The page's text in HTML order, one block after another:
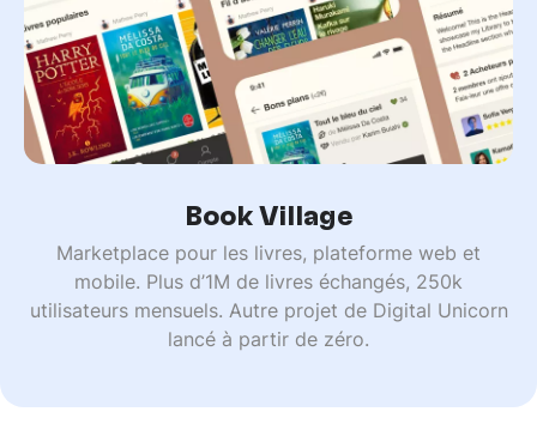
Book Village
Marketplace pour les livres, plateforme web et
mobile. Plus d’1M de livres échangés, 250k
utilisateurs mensuels. Autre projet de Digital Unicorn
lancé à partir de zéro.